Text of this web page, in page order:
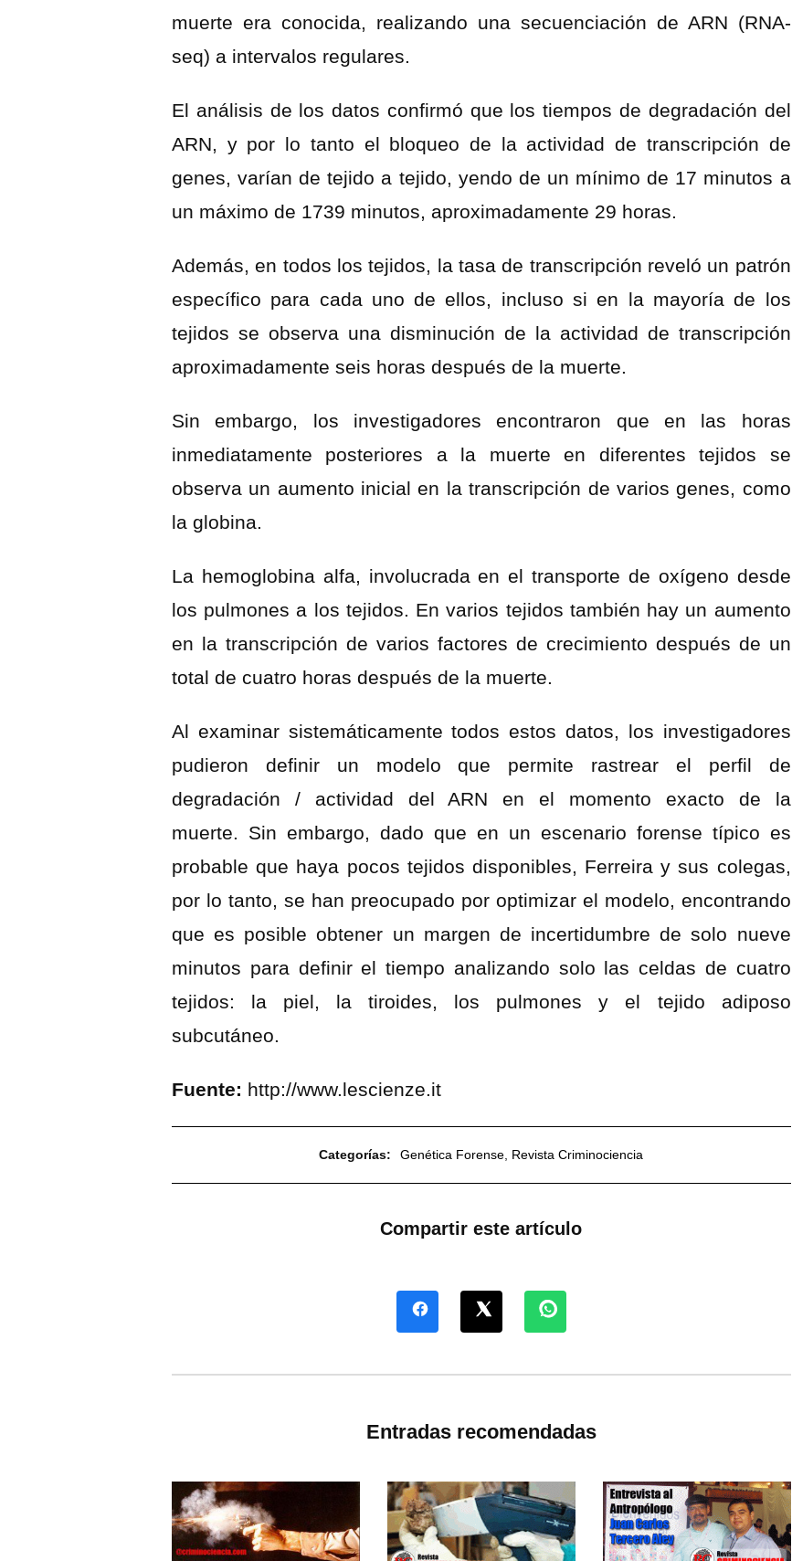
muerte era conocida, realizando una secuenciación de ARN (RNA-
seq) a intervalos regulares.
El análisis de los datos confirmó que los tiempos de degradación del
ARN, y por lo tanto el bloqueo de la actividad de transcripción de
genes, varían de tejido a tejido, yendo de un mínimo de 17 minutos a
un máximo de 1739 minutos, aproximadamente 29 horas.
Además, en todos los tejidos, la tasa de transcripción reveló un patrón
específico para cada uno de ellos, incluso si en la mayoría de los
tejidos se observa una disminución de la actividad de transcripción
aproximadamente seis horas después de la muerte.
Sin embargo, los investigadores encontraron que en las horas
inmediatamente posteriores a la muerte en diferentes tejidos se
observa un aumento inicial en la transcripción de varios genes, como
la globina.
La hemoglobina alfa, involucrada en el transporte de oxígeno desde
los pulmones a los tejidos. En varios tejidos también hay un aumento
en la transcripción de varios factores de crecimiento después de un
total de cuatro horas después de la muerte.
Al examinar sistemáticamente todos estos datos, los investigadores
pudieron definir un modelo que permite rastrear el perfil de
degradación / actividad del ARN en el momento exacto de la
muerte. Sin embargo, dado que en un escenario forense típico es
probable que haya pocos tejidos disponibles, Ferreira y sus colegas,
por lo tanto, se han preocupado por optimizar el modelo, encontrando
que es posible obtener un margen de incertidumbre de solo nueve
minutos para definir el tiempo analizando solo las celdas de cuatro
tejidos: la piel, la tiroides, los pulmones y el tejido adiposo
subcutáneo.
Fuente: http://www.lescienze.it
Categorías: Genética Forense Revista Criminociencia
Compartir este artículo
Entradas recomendadas